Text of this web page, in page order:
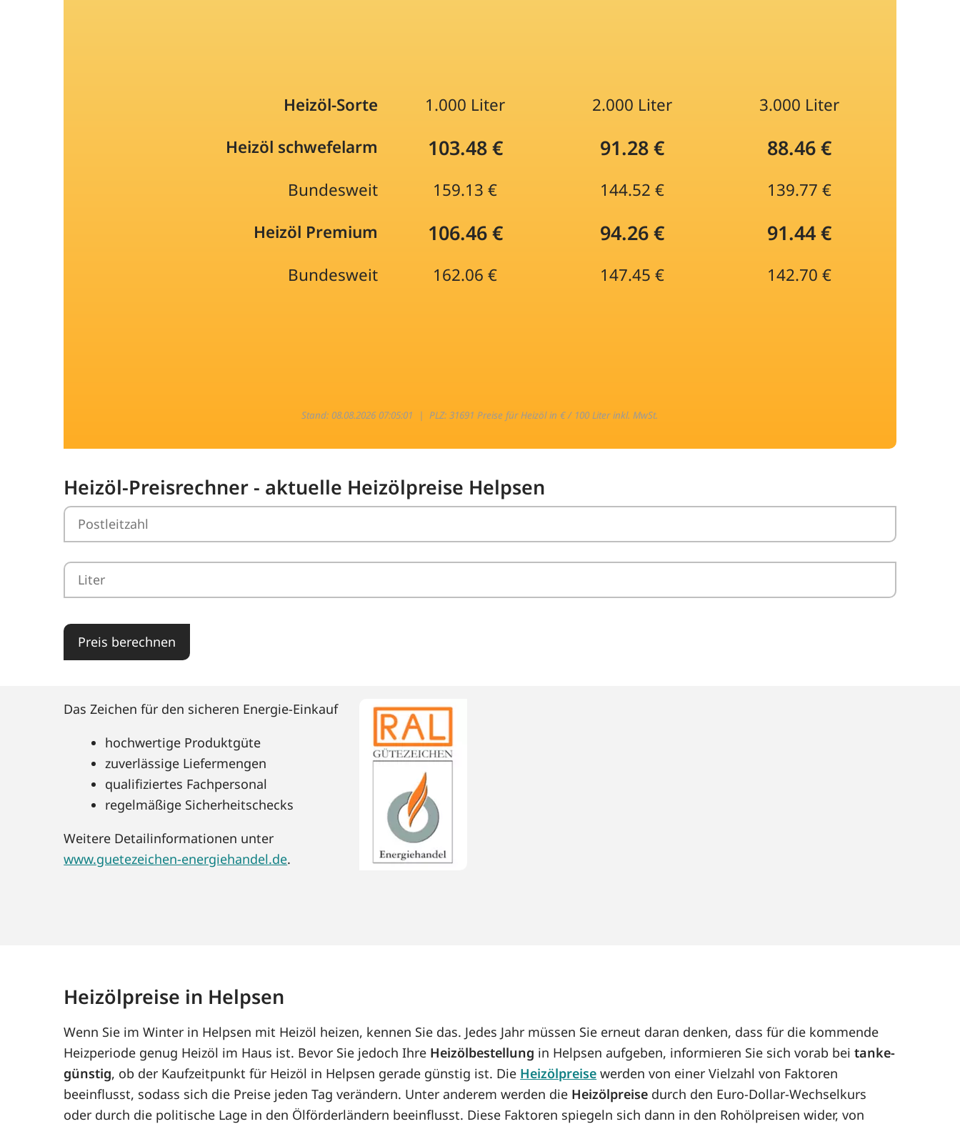
Heizöl-Sorte 1.000 Liter 2.000 Liter
3.000 Liter
Heizöl schwefelarm
103.48 € 91.28 € 88.46 €
Bundesweit 159.13 € 144.52 €
139.77 €
Heizöl Premium
106.46 € 94.26 € 91.44 €
Bundesweit 162.06 € 147.45 € 142.70 €
Stand: 08.08.2026 07:05:01 |PLZ: 31691 Preise für Heizöl in € / 100 Liter inkl. MwSt.
Heizöl-Preisrechner - aktuelle Heizölpreise Helpsen
Preis berechnen
Das Zeichen für den sicheren Energie-Einkauf
hochwertige Produktgüte
zuverlässige Liefermengen
qualifiziertes Fachpersonal
regelmäßige Sicherheitschecks
Weitere Detailinformationen unter
www.guetezeichen-energiehandel.de.
Heizölpreise in Helpsen
Wenn Sie im Winter in Helpsen mit Heizöl heizen, kennen Sie das. Jedes Jahr müssen Sie erneut daran denken, dass für die kommende
Heizperiode genug Heizöl im Haus ist. Bevor Sie jedoch Ihre Heizölbestellung in Helpsen aufgeben, informieren Sie sich vorab beitanke-
günstig, ob der Kaufzeitpunkt für Heizöl in Helpsen gerade günstig ist. Die Heizölpreise werden von einer Vielzahl von Faktoren
beeinflusst, sodass sich die Preise jeden Tag verändern. Unter anderem werden die Heizölpreise durch den Euro-Dollar-Wechselkurs
oder durch die politische Lage in den Ölförderländern beeinflusst. Diese Faktoren spiegeln sich dann in den Rohölpreisen wider, von